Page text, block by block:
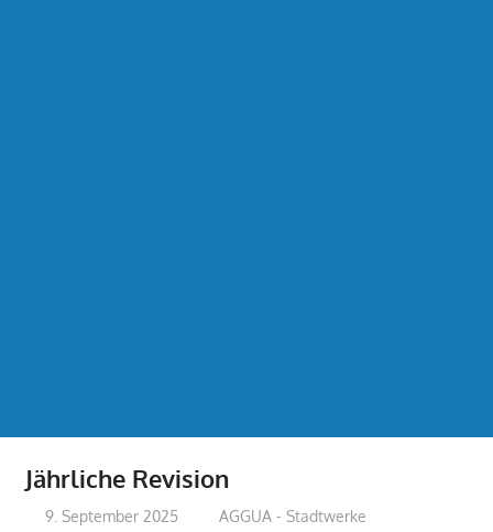
Jährliche Revision
9. September 2025 treffpunkt
AGGUA - Stadtwerke